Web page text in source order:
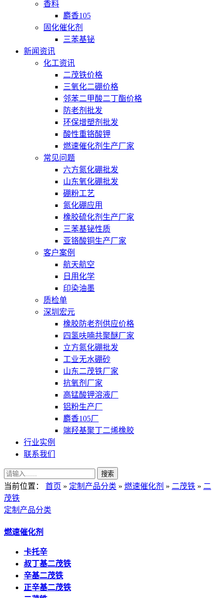
香料
麝香105
固化催化剂
三苯基铋
新闻资讯
化工资讯
二茂铁价格
三氧化二硼价格
邻苯二甲酸二丁酯价格
防老剂批发
环保增塑剂批发
酸性重铬酸钾
燃速催化剂生产厂家
常见问题
六方氮化硼批发
山东氧化硼批发
硼粉工艺
氮化硼应用
橡胶硫化剂生产厂家
三苯基铋性质
亚铬酸铜生产厂家
客户案例
航天航空
日用化学
印染油墨
质检单
深圳宏元
橡胶防老剂供应价格
四氢呋喃共聚醚厂家
立方氮化硼批发
工业无水硼砂
山东二茂铁厂家
抗氧剂厂家
高锰酸钾溶液厂
铝粉生产厂
麝香105厂
端羟基聚丁二烯橡胶
行业实例
联系我们
当前位置： 首页 » 定制产品分类 » 燃速催化剂 » 二茂铁 » 二
茂铁
定制产品分类
燃速催化剂
卡托辛
叔丁基二茂铁
辛基二茂铁
正辛基二茂铁